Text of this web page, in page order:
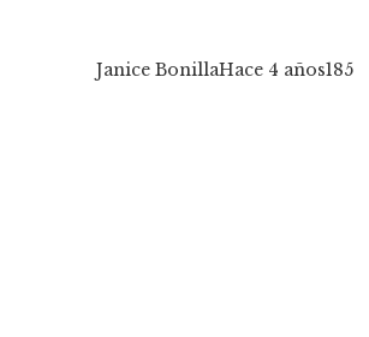
Janice BonillaHace 4 años185